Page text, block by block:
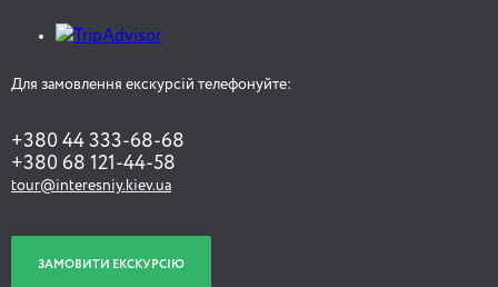
Для замовлення екскурсій телефонуйте:
+380 44 333-68-68
+380 68 121-44-58
tour@interesniy.kiev.ua
ЗАМОВИТИ ЕКСКУРСІЮ